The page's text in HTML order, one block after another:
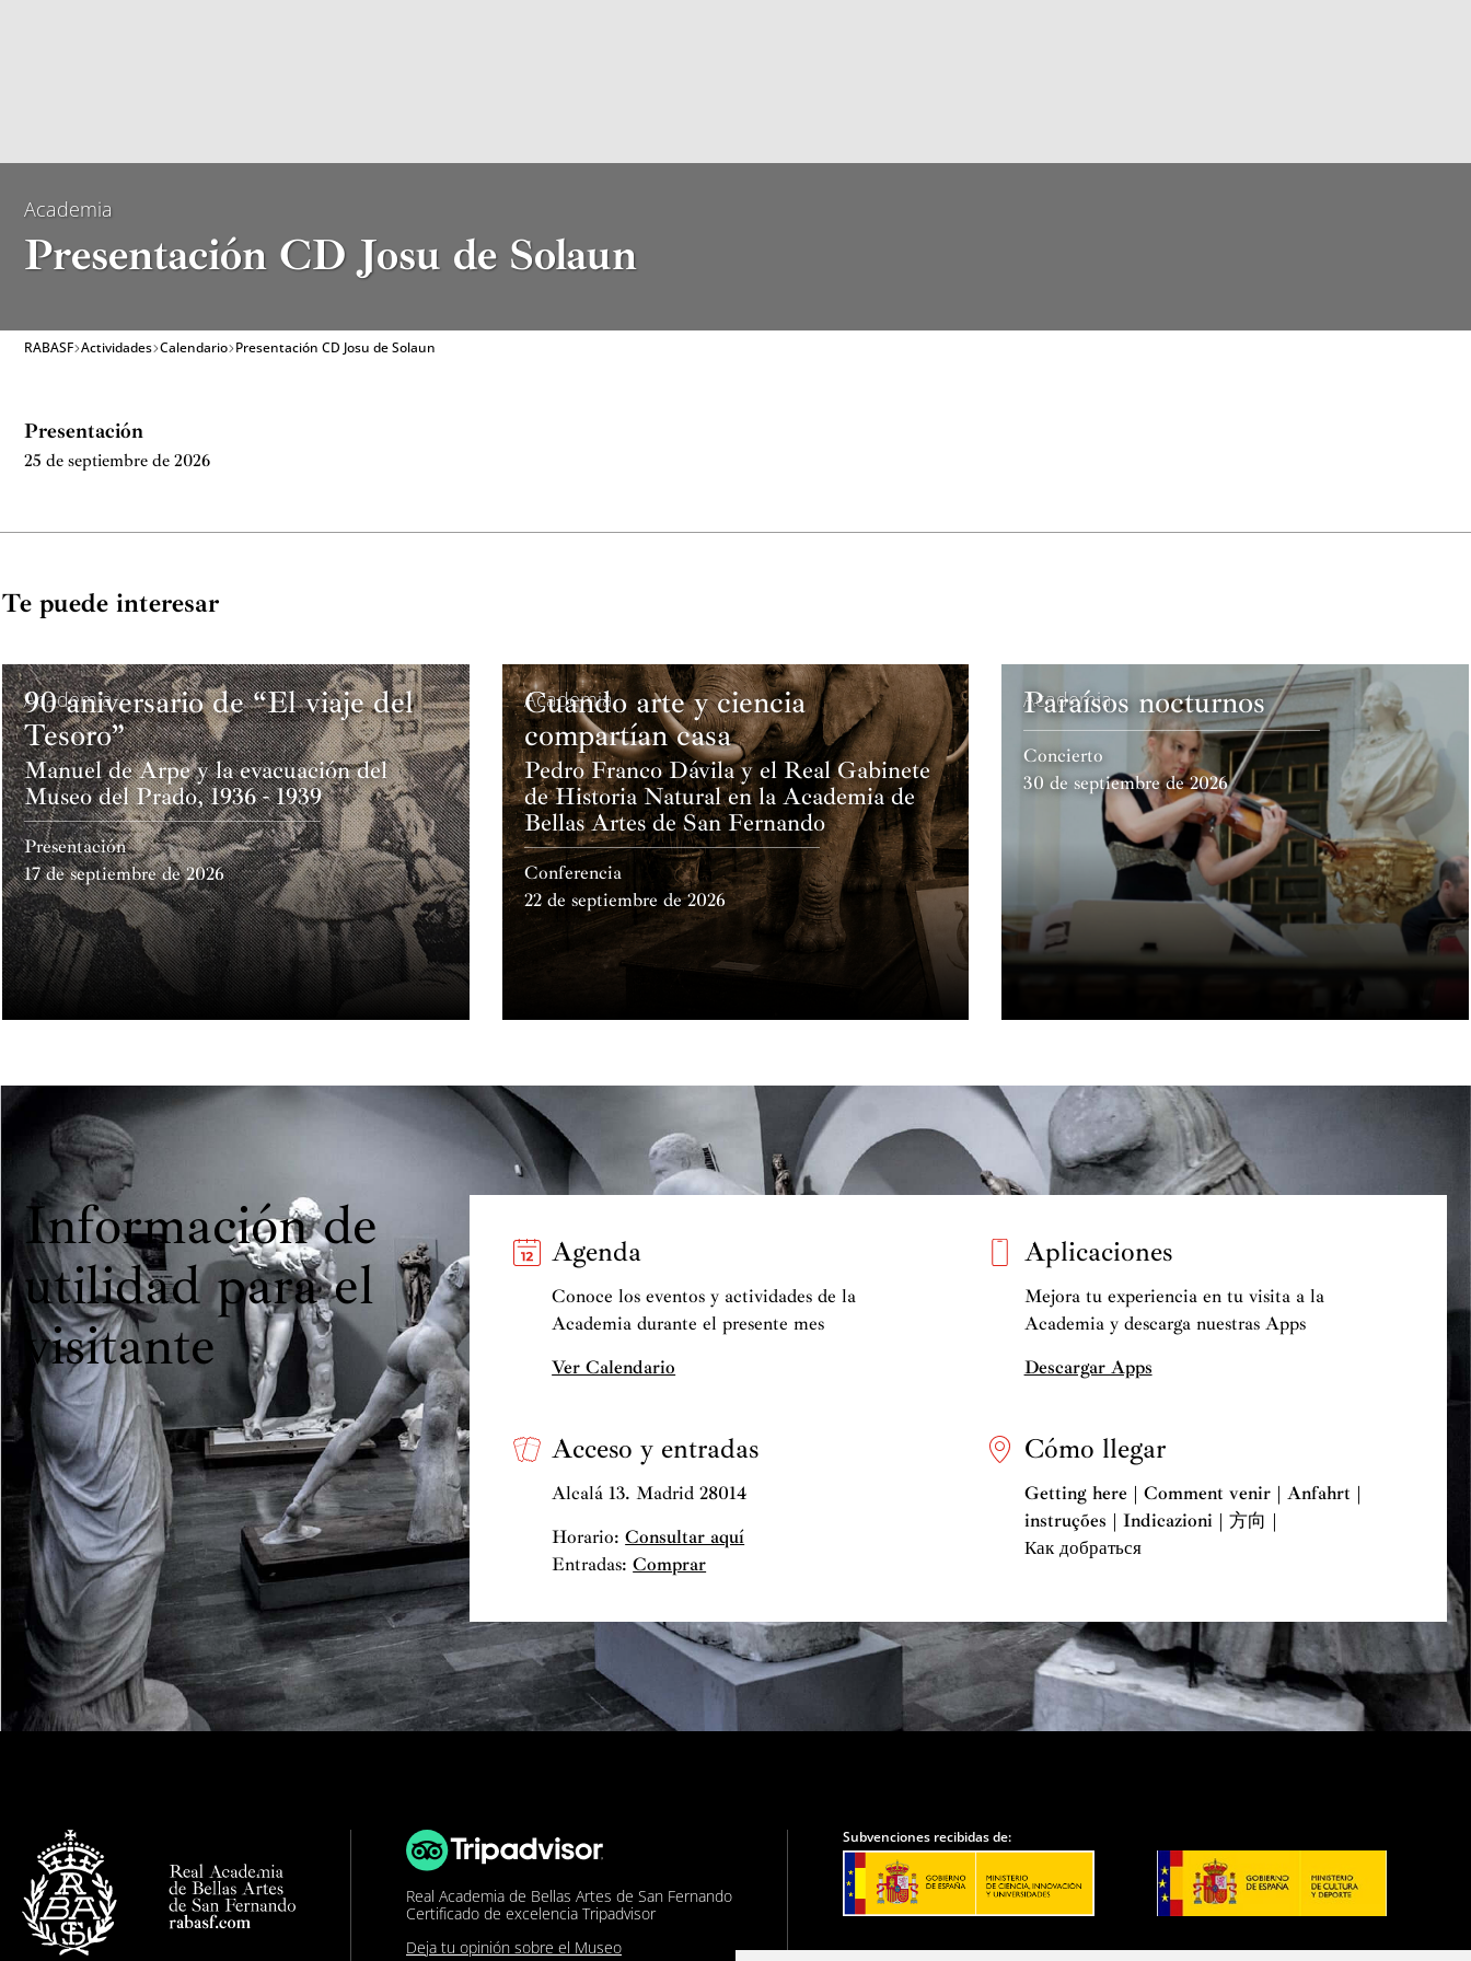
Academia
Presentación CD Josu de Solaun
RABASF Actividades Calendario Presentación CD Josu de Solaun
Presentación
25 de septiembre de 2026
Te puede interesar
Academia
90 aniversario de “El viaje del
Tesoro”
Manuel de Arpe y la evacuación del
Museo del Prado, 1936 - 1939
Presentación
17 de septiembre de 2026
Academia
Cuando arte y ciencia
compartían casa
Pedro Franco Dávila y el Real Gabinete
de Historia Natural en la Academia de
Bellas Artes de San Fernando
Conferencia
22 de septiembre de 2026
Academia
Paraísos nocturnos
Concierto
30 de septiembre de 2026
Información de
utilidad para el
visitante
Agenda
Conoce los eventos y actividades de la
Academia durante el presente mes
Ver Calendario
Aplicaciones
Mejora tu experiencia en tu visita a la
Academia y descarga nuestras Apps
Descargar Apps
Acceso y entradas
Alcalá 13. Madrid 28014
Horario:Consultar aquí
Entradas:Comprar
Cómo llegar
Getting here | Comment venir | Anfahrt |
instruções | Indicazioni | 方向 |
Как добраться
Real Academia de Bellas Artes de San Fernando
Certificado de excelencia Tripadvisor
Deja tu opinión sobre el Museo
Subvenciones recibidas de: